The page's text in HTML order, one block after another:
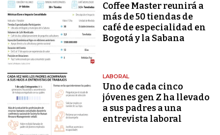
Coffee Master reunirá a
más de 50 tiendas de
café de especialidad en
Bogotá y la Sabana
LABORAL
Uno de cada cinco
jóvenes gen Z ha llevado
a sus padres a una
entrevista laboral